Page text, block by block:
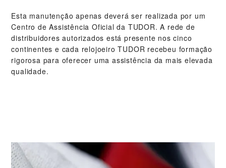
Esta manutenção apenas deverá ser realizada por um
Centro de Assistência Oficial da TUDOR. A rede de
distribuidores autorizados está presente nos cinco
continentes e cada relojoeiro TUDOR recebeu formação
rigorosa para oferecer uma assistência da mais elevada
qualidade.